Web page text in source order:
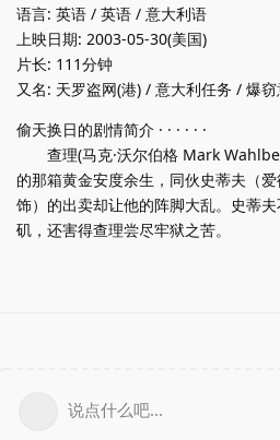
语言: 英语 / 英语 / 意大利语
上映日期: 2003-05-30(美国)
片长: 111分钟
又名: 天罗盗网(港) / 意大利任务 / 爆
偷天换日的剧情简介 · · · · · ·
查理(马克·沃尔伯格 Mark
的那箱黄金安度余生，同伙史蒂夫（
饰）的出卖却让他的阵脚大乱。史蒂
矶，还害得查理尝尽牢狱之苦。
说点什么吧...